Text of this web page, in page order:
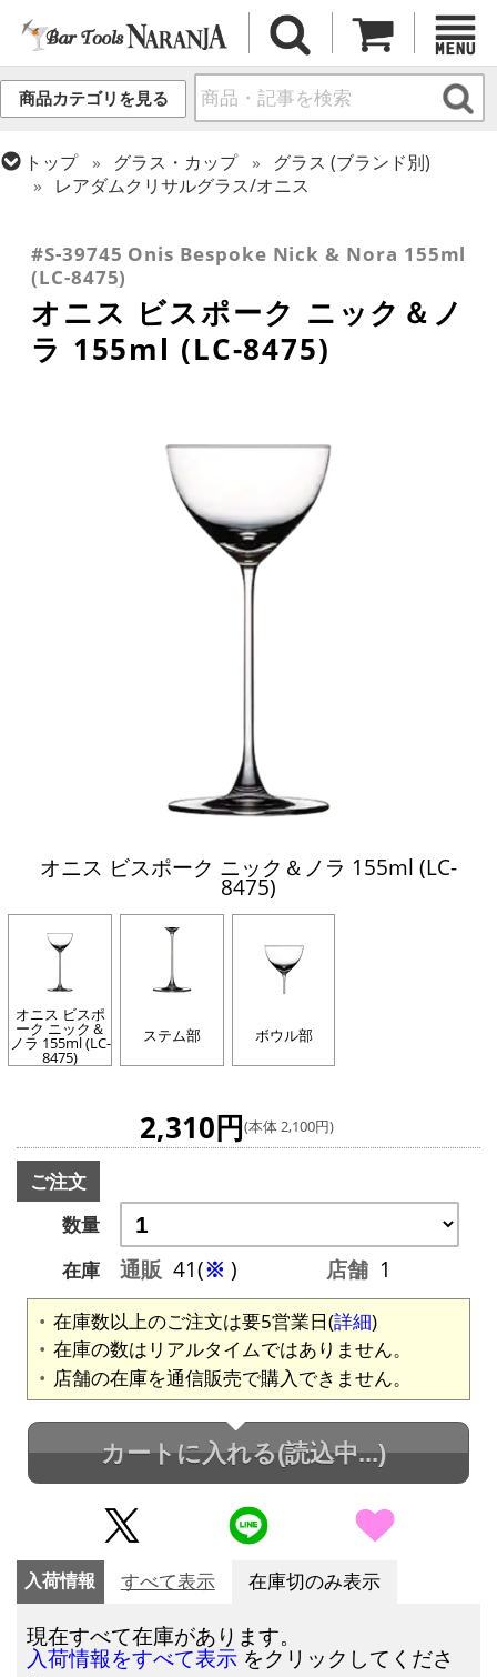
商品カテゴリを見る
トップ グラス・カップ
グラス (ブランド別)
レアダムクリサルグラス/オニス
カクテルグラス (全サイズ)
#S-39745 Onis Bespoke Nick & Nora 155ml
(LC-8475)
オニス ビスポーク ニック＆ノ
ラ 155ml (LC-8475)
オニス ビスポーク ニック＆ノラ 155ml (LC-
8475)
オニス ビスポ
ーク ニック＆
ノラ 155ml (LC-
8475)
ステム部 ボウル部
2,310円(本体 2,100円)
ご注文
数量
在庫
通販 41(※ ) 店舗 1
在庫数以上のご注文は要5営業日(詳細)
在庫の数はリアルタイムではありません。
店舗の在庫を通信販売で購入できません。
カートに入れる(読込中...)
入荷情報 すべて表示 在庫切のみ表示
現在すべて在庫があります。
入荷情報をすべて表示 をクリックしてくださ